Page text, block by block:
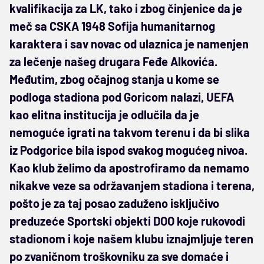
kvalifikacija za LK, tako i zbog činjenice da je
meč sa CSKA 1948 Sofija humanitarnog
karaktera i sav novac od ulaznica je namenjen
za lečenje našeg drugara Feđe Alkovića.
Međutim, zbog očajnog stanja u kome se
podloga stadiona pod Goricom nalazi, UEFA
kao elitna institucija je odlučila da je
nemoguće igrati na takvom terenu i da bi slika
iz Podgorice bila ispod svakog mogućeg nivoa.
Kao klub želimo da apostrofiramo da nemamo
nikakve veze sa održavanjem stadiona i terena,
pošto je za taj posao zaduženo isključivo
preduzeće Sportski objekti DOO koje rukovodi
stadionom i koje našem klubu iznajmljuje teren
po zvaničnom troškovniku za sve domaće i